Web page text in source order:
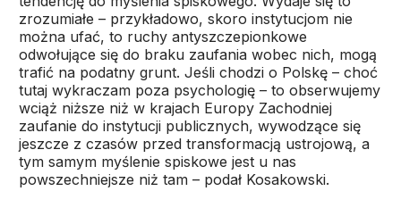
zrozumiałe – przykładowo, skoro instytucjom nie
można ufać, to ruchy antyszczepionkowe
odwołujące się do braku zaufania wobec nich, mogą
trafić na podatny grunt. Jeśli chodzi o Polskę – choć
tutaj wykraczam poza psychologię – to obserwujemy
wciąż niższe niż w krajach Europy Zachodniej
zaufanie do instytucji publicznych, wywodzące się
jeszcze z czasów przed transformacją ustrojową, a
tym samym myślenie spiskowe jest u nas
powszechniejsze niż tam – podał Kosakowski.